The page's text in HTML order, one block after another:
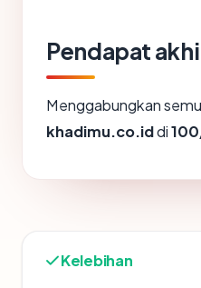
Pendapat
Menggabungkan
khadimu.co.iddi
Kelebihan